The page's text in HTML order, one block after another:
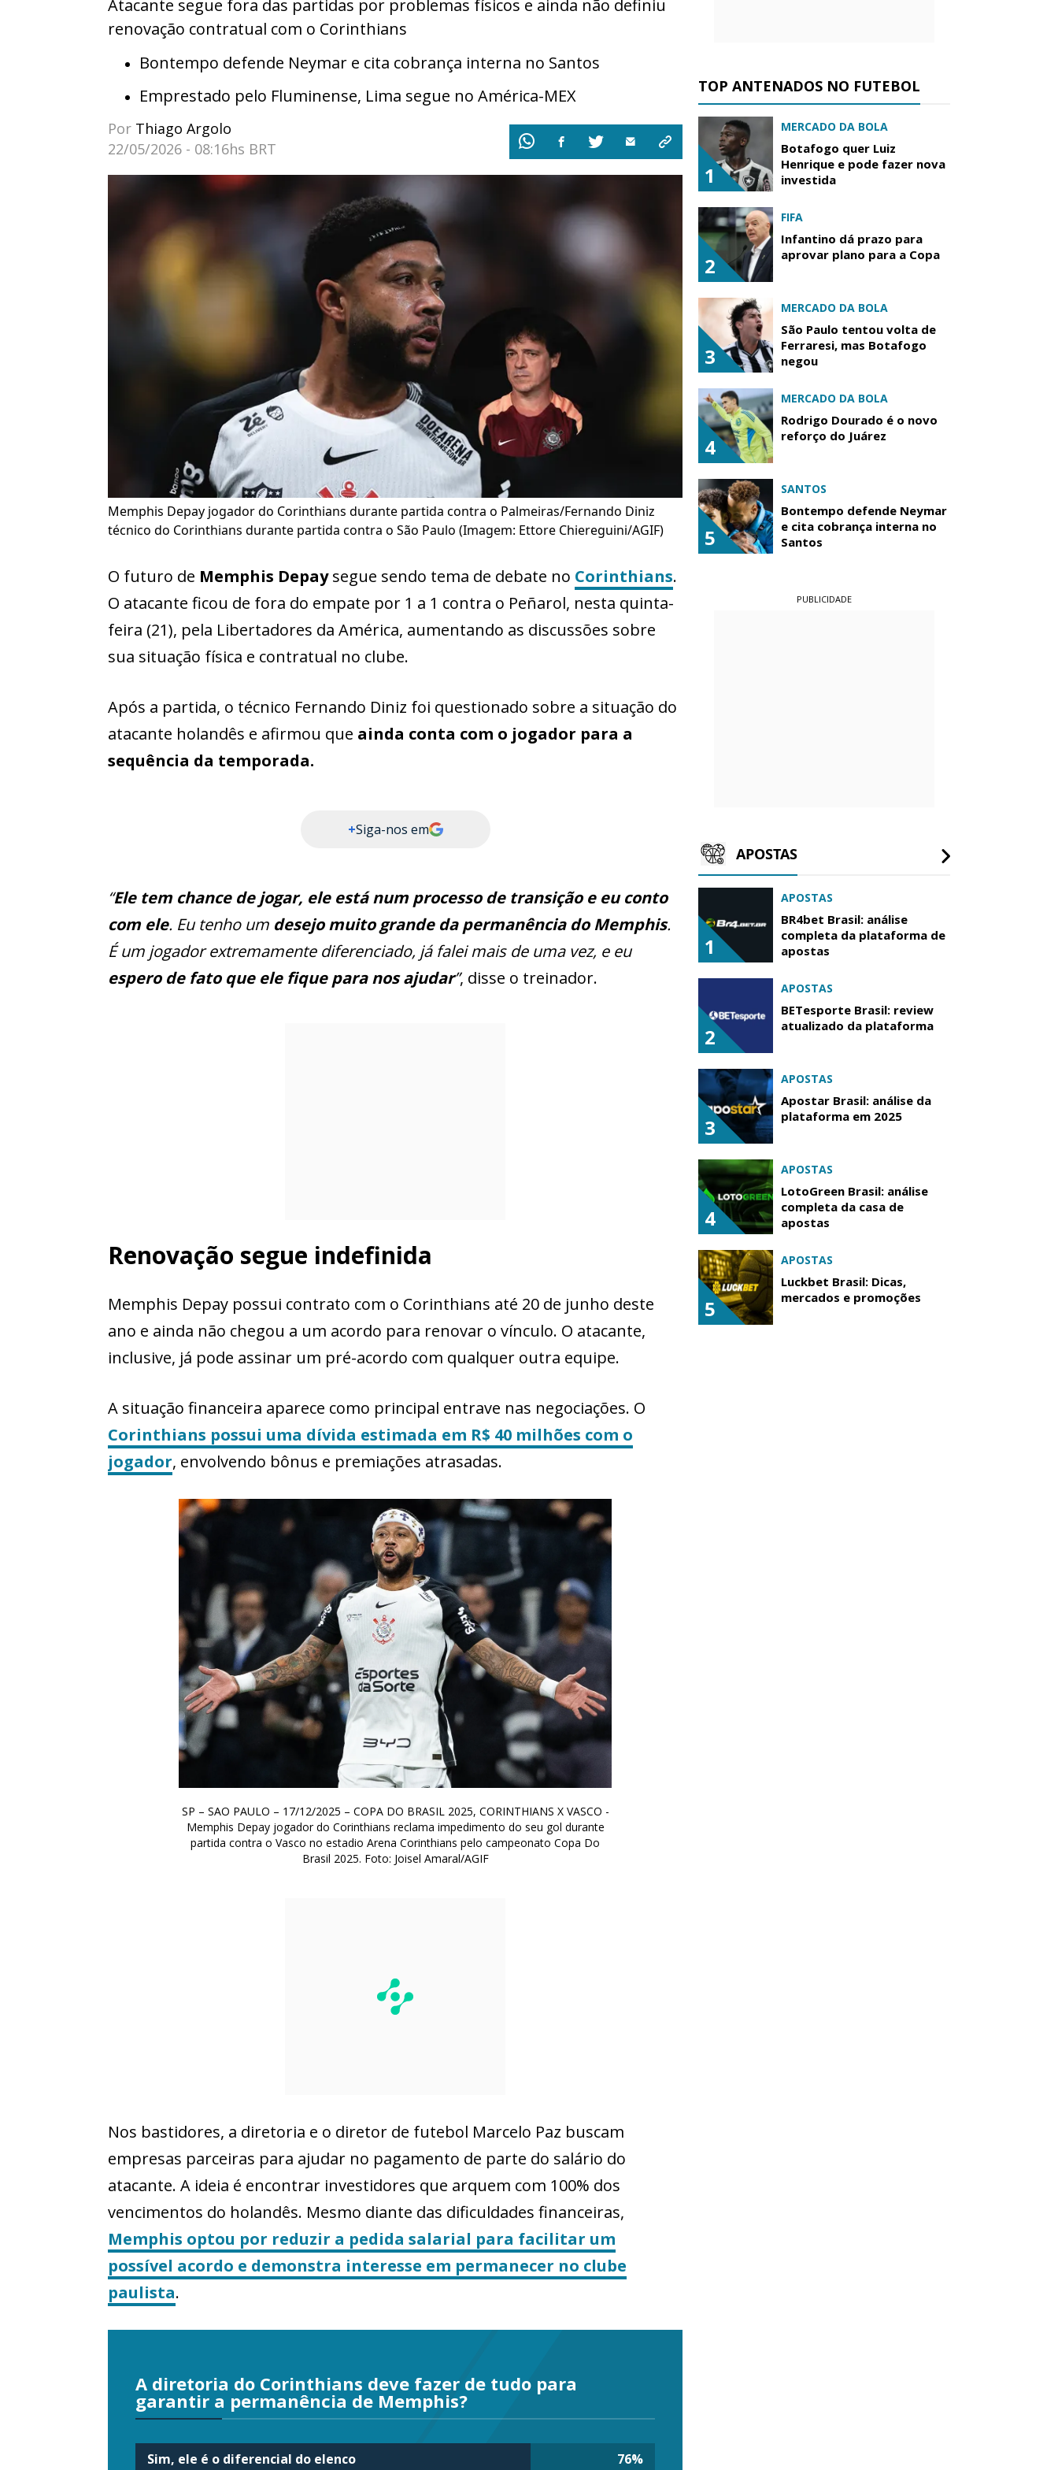
Atacante segue fora das partidas por problemas físicos e ainda não definiu
renovação contratual com o Corinthians
Bontempo defende Neymar e cita cobrança interna no Santos
Emprestado pelo Fluminense, Lima segue no América-MEX
Por Thiago Argolo
22/05/2026 - 08:16hs BRT
Memphis Depay jogador do Corinthians durante partida contra o Palmeiras/Fernando Diniz
técnico do Corinthians durante partida contra o São Paulo (Imagem: Ettore Chiereguini/AGIF)
O futuro de Memphis Depaysegue sendo tema de debate no Corinthians.
O atacante ficou de fora do empate por 1 a 1 contra o Peñarol, nesta quinta-
feira (21), pela Libertadores da América, aumentando as discussões sobre
sua situação física e contratual no clube.
Após a partida, o técnico Fernando Diniz foi questionado sobre a situação do
atacante holandês e afirmou que ainda conta com o jogador para a
sequência da temporada.
+Siga-nos em
“Ele tem chance de jogar, ele está num processo de transição e eu conto
com ele. Eu tenho um desejo muito grande da permanência do Memphis.
É um jogador extremamente diferenciado, já falei mais de uma vez, e eu
espero de fato que ele fique para nos ajudar”, disse o treinador.
Renovação segue indefinida
Memphis Depay possui contrato com o Corinthians até 20 de junho deste
ano e ainda não chegou a um acordo para renovar o vínculo. O atacante,
inclusive, já pode assinar um pré-acordo com qualquer outra equipe.
A situação financeira aparece como principal entrave nas negociações. O
Corinthians possui uma dívida estimada em R$ 40 milhões com o
jogador, envolvendo bônus e premiações atrasadas.
SP – SAO PAULO – 17/12/2025 – COPA DO BRASIL 2025, CORINTHIANS X VASCO -
Memphis Depay jogador do Corinthians reclama impedimento do seu gol durante
partida contra o Vasco no estadio Arena Corinthians pelo campeonato Copa Do
Brasil 2025. Foto: Joisel Amaral/AGIF
Nos bastidores, a diretoria e o diretor de futebol Marcelo Paz buscam
empresas parceiras para ajudar no pagamento de parte do salário do
atacante. A ideia é encontrar investidores que arquem com 100% dos
vencimentos do holandês. Mesmo diante das dificuldades financeiras,
Memphis optou por reduzir a pedida salarial para facilitar um
possível acordo e demonstra interesse em permanecer no clube
paulista.
A diretoria do Corinthians deve fazer de tudo para
garantir a permanência de Memphis?
Sim, ele é o diferencial do elenco 76%
TOP ANTENADOS NO FUTEBOL
1
MERCADO DA BOLA
Botafogo quer Luiz
Henrique e pode fazer nova
investida
2
FIFA
Infantino dá prazo para
aprovar plano para a Copa
3
MERCADO DA BOLA
São Paulo tentou volta de
Ferraresi, mas Botafogo
negou
4
MERCADO DA BOLA
Rodrigo Dourado é o novo
reforço do Juárez
5
SANTOS
Bontempo defende Neymar
e cita cobrança interna no
Santos
PUBLICIDADE
APOSTAS
1
APOSTAS
BR4bet Brasil: análise
completa da plataforma de
apostas
2
APOSTAS
BETesporte Brasil: review
atualizado da plataforma
3
APOSTAS
Apostar Brasil: análise da
plataforma em 2025
4
APOSTAS
LotoGreen Brasil: análise
completa da casa de
apostas
5
APOSTAS
Luckbet Brasil: Dicas,
mercados e promoções